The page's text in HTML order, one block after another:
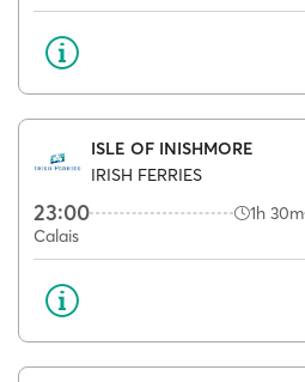
ISLE OF INISHMORE
IRISH FERRIES
23:00 1h 30m
Calais